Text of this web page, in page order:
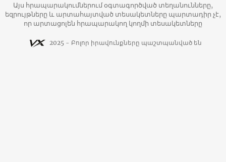
Այս հրապարակումներում օգտագործված տեղանունները,
եզրույթները և արտահայտված տեսակետները պարտադիր չէ,
որ արտացոլեն հրապարակող կողմի տեսակետները
2025 - Բոլոր իրավունքները պաշտպանված են